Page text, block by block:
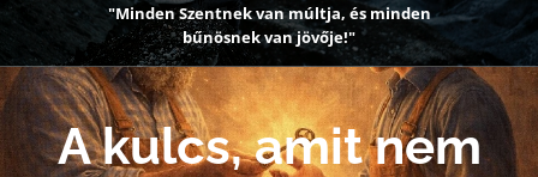
"Minden Szentnek van múltja, és minden
bűnösnek van jövője!"
A kulcs, amit nem